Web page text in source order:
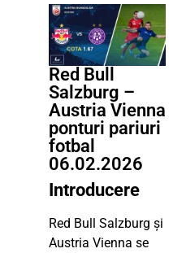
Red Bull
Salzburg –
Austria Vienna
ponturi pariuri
fotbal
06.02.2026
Introducere
Red Bull Salzburg și
Austria Vienna se